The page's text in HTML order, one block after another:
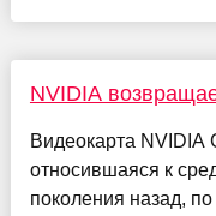
NVIDIA
Видеокарта NVIDIA
относившаяся к
поколения назад,